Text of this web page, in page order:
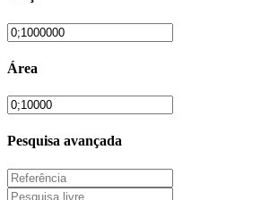
Área
Pesquisa avançada